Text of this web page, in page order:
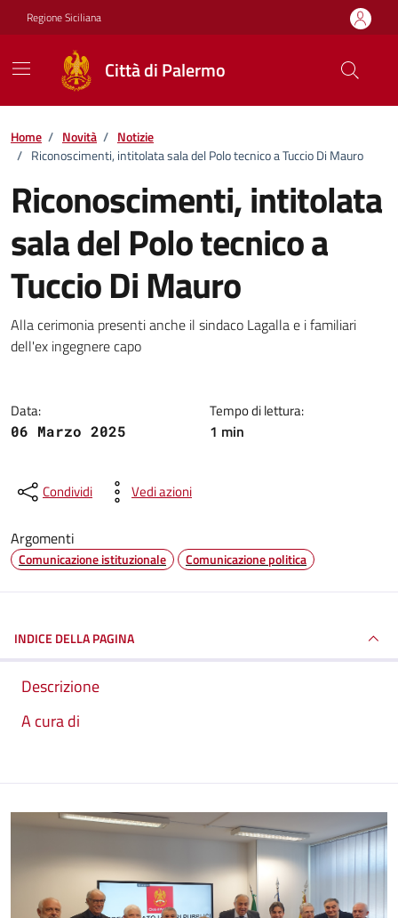
Vai ai contenuti
Vai al footer
Regione Siciliana
Città di Palermo
Home / Novità / Notizie
/ Riconoscimenti, intitolata sala del Polo tecnico a Tuccio Di Mauro
Riconoscimenti, intitolata
sala del Polo tecnico a
Tuccio Di Mauro
Dettagli della notizia
Alla cerimonia presenti anche il sindaco Lagalla e i familiari
dell'ex ingegnere capo
Data:
06 Marzo 2025
Tempo di lettura:
1 min
Condividi Vedi azioni
Argomenti
Comunicazione istituzionale Comunicazione politica
INDICE DELLA PAGINA
Descrizione
A cura di